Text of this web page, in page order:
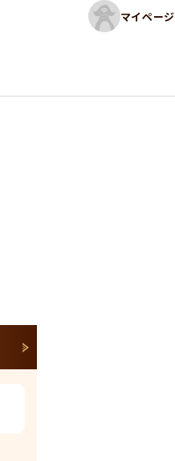
マイページ